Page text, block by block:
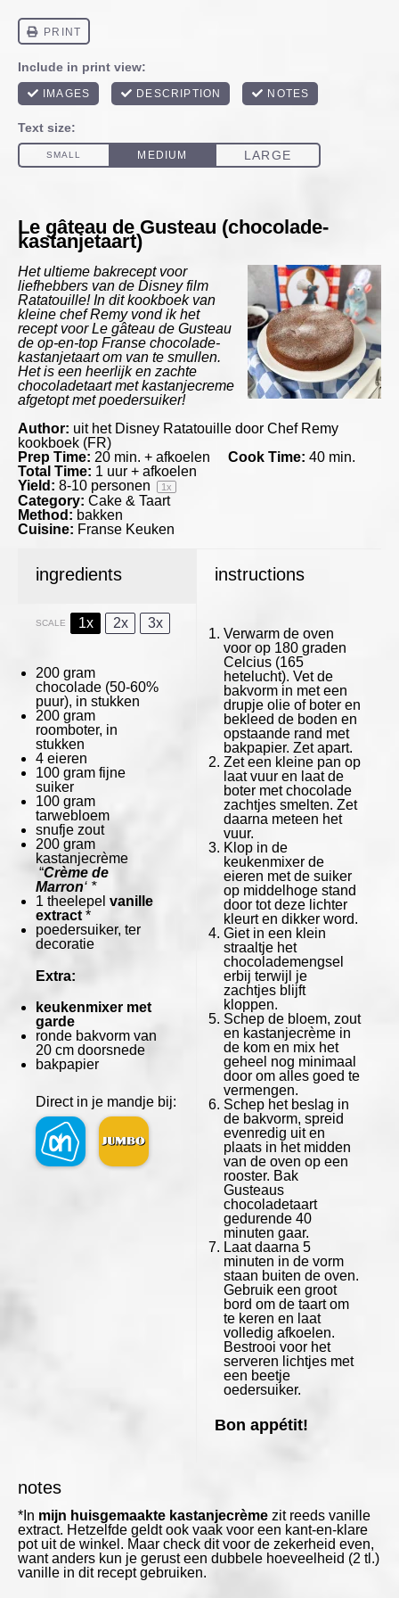
Le gâteau de Gusteau (chocolade-
kastanjetaart)
Het ultieme bakrecept voor
liefhebbers van de Disney film
Ratatouille! In dit kookboek van
kleine chef Remy vond ik het
recept voorLe gâteau de Gusteau
de op-en-top Franse chocolade-
kastanjetaart om van te smullen.
Het is een heerlijk en zachte
chocoladetaart met kastanjecreme
afgetopt met poedersuiker!
Author: uit het Disney Ratatouille door Chef Remy
kookboek (FR)
Prep Time: 20 min. + afkoelen Cook Time: 40 min.
Total Time: 1 uur + afkoelen
Yield: 8-10 personen 1x
Category: Cake & Taart
Method: bakken
Cuisine: Franse Keuken
ingredients
SCALE 1x 2x 3x
200 gram
chocolade (50-60%
puur), in stukken
200 gram
roomboter, in
stukken
4 eieren
100 gram fijne
suiker
100 gram
tarwebloem
snufje zout
200 gram
kastanjecrème
“Crème de
Marron‘ *
1 theelepel vanille
extract *
poedersuiker, ter
decoratie
Extra:
keukenmixer met
garde
ronde bakvorm van
20 cm doorsnede
bakpapier
Direct in je mandje bij:
instructions
Verwarm de oven
voor op 180 graden
Celcius (165
hetelucht). Vet de
bakvorm in met een
drupje olie of boter en
bekleed de boden en
opstaande rand met
bakpapier. Zet apart.
Zet een kleine pan op
laat vuur en laat de
boter met chocolade
zachtjes smelten. Zet
daarna meteen het
vuur.
Klop in de
keukenmixer de
eieren met de suiker
op middelhoge stand
door tot deze lichter
kleurt en dikker word.
Giet in een klein
straaltje het
chocolademengsel
erbij terwijl je
zachtjes blijft
kloppen.
Schep de bloem, zout
en kastanjecrème in
de kom en mix het
geheel nog minimaal
door om alles goed te
vermengen.
Schep het beslag in
de bakvorm, spreid
evenredig uit en
plaats in het midden
van de oven op een
rooster. Bak
Gusteaus
chocoladetaart
gedurende 40
minuten gaar.
Laat daarna 5
minuten in de vorm
staan buiten de oven.
Gebruik een groot
bord om de taart om
te keren en laat
volledig afkoelen.
Bestrooi voor het
serveren lichtjes met
een beetje
oedersuiker.
Bon appétit!
notes
*In mijn huisgemaakte kastanjecrème zit reeds vanille
extract. Hetzelfde geldt ook vaak voor een kant-en-klare
pot uit de winkel. Maar check dit voor de zekerheid even,
want anders kun je gerust een dubbele hoeveelheid (2 tl.)
vanille in dit recept gebruiken.